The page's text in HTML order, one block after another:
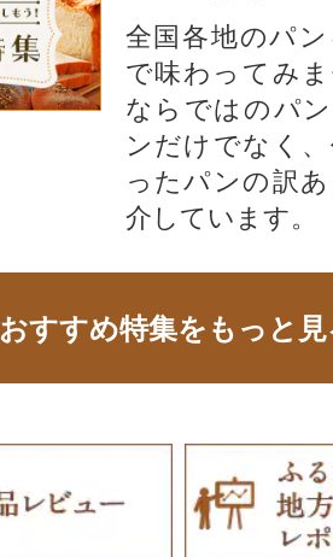
全国各地のパ
で味わってみ
ならではのパ
ンだけでなく
ったパンの訳
介しています。
おすすめ特集をもっと